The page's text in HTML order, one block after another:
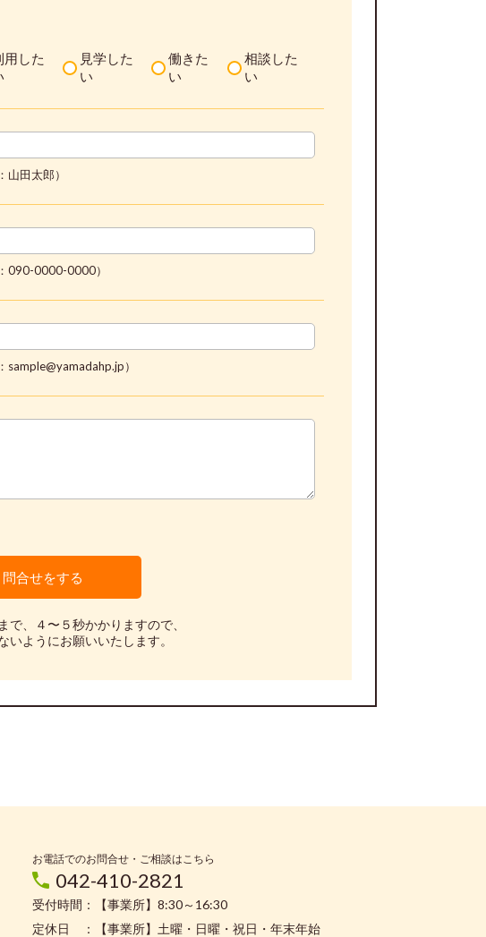
用した
見学した
い
働きた
い
相談した
い
山田太郎）
：090-0000-0000）
sample@yamadahp.jp）
、４〜５秒かかりますので、
いようにお願いいたします。
お電話でのお問合せ・ご相談はこちら
042-410-2821
受付時間：【事業所】8:30～16:30
定休日 ：【事業所】土曜・日曜・祝日・年末年始